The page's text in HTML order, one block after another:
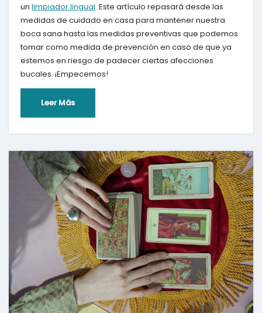
un limpiador lingual. Este artículo repasará desde las
medidas de cuidado en casa para mantener nuestra
boca sana hasta las medidas preventivas que podemos
tomar como medida de prevención en caso de que ya
estemos en riesgo de padecer ciertas afecciones
bucales. ¡Empecemos!
Leer Más